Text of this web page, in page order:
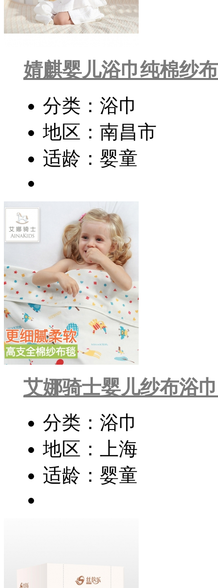
婧麒婴儿浴巾纯棉纱布
分类：浴巾
地区：南昌市
适龄：婴童
艾娜骑士婴儿纱布浴巾
分类：浴巾
地区：上海
适龄：婴童